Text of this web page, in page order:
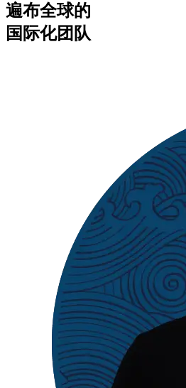
遍布全球的
国际化团队